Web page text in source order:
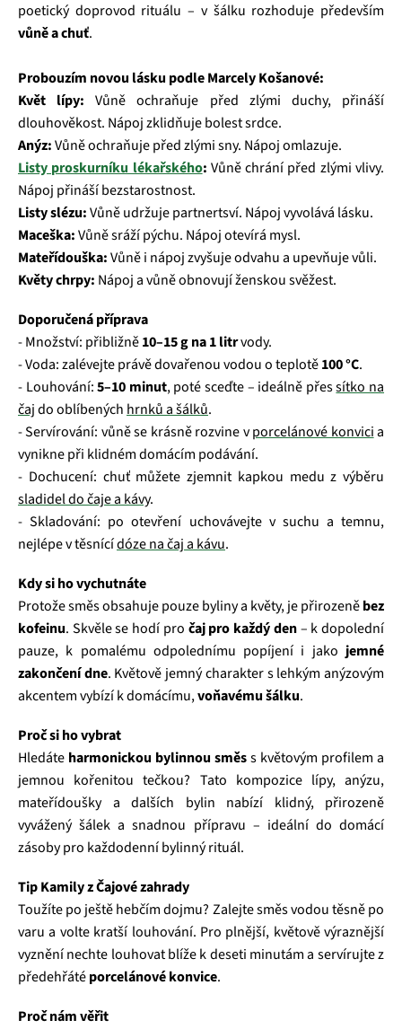
poetický doprovod rituálu – v šálku rozhoduje především
vůně a chuť.
Probouzím novou lásku podle Marcely Košanové:
Květ lípy: Vůně ochraňuje před zlými duchy, přináší
dlouhověkost. Nápoj zklidňuje bolest srdce.
Anýz:Vůně ochraňuje před zlými sny. Nápoj omlazuje.
Listy proskurníku lékařského: Vůně chrání před zlými vlivy.
Nápoj přináší bezstarostnost.
Listy slézu:Vůně udržuje partnertsví. Nápoj vyvolává lásku.
Maceška:Vůně sráží pýchu. Nápoj otevírá mysl.
Mateřídouška:Vůně i nápoj zvyšuje odvahu a upevňuje vůli.
Květy chrpy: Nápoj a vůně obnovují ženskou svěžest.
Doporučená příprava
- Množství: přibližně10–15 g na 1 litrvody.
- Voda: zalévejte právě dovařenou vodou o teplotě100 °C.
- Louhování:5–10 minut, poté sceďte – ideálně přessítko na
čajdo oblíbených hrnků a šálků.
- Servírování: vůně se krásně rozvine vporcelánové konvicia
vynikne při klidném domácím podávání.
- Dochucení: chuť můžete zjemnit kapkou medu z výběru
sladidel do čaje a kávy.
- Skladování: po otevření uchovávejte v suchu a temnu,
nejlépe v těsnícídóze na čaj a kávu.
Kdy si ho vychutnáte
Protože směs obsahuje pouze byliny a květy, je přirozeněbez
kofeinu. Skvěle se hodí pro čaj pro každý den– k dopolední
pauze, k pomalému odpolednímu popíjení i jako jemné
zakončení dne. Květově jemný charakter s lehkým anýzovým
akcentem vybízí k domácímu,voňavému šálku.
Proč si ho vybrat
Hledáte harmonickou bylinnou směss květovým profilem a
jemnou kořenitou tečkou? Tato kompozice lípy, anýzu,
mateřídoušky a dalších bylin nabízí klidný, přirozeně
vyvážený šálek a snadnou přípravu – ideální do domácí
zásoby pro každodenní bylinný rituál.
Tip Kamily z Čajové zahrady
Toužíte po ještě hebčím dojmu? Zalejte směs vodou těsně po
varu a volte kratší louhování. Pro plnější, květově výraznější
vyznění nechte louhovat blíže k deseti minutám a servírujte z
předehřátéporcelánové konvice.
Proč nám věřit